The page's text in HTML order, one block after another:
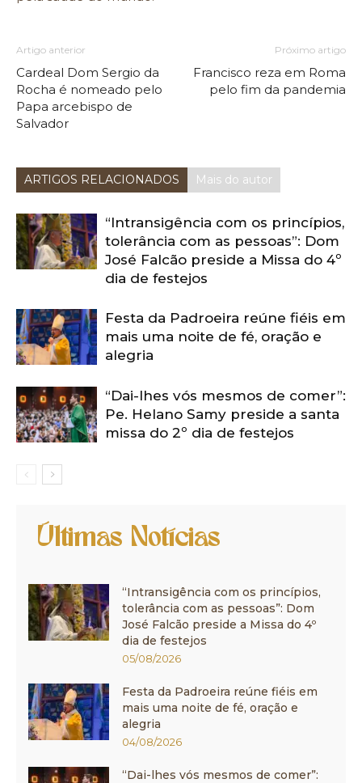
Artigo anterior
Cardeal Dom Sergio da
Rocha é nomeado pelo
Papa arcebispo de
Salvador
Próximo artigo
Francisco reza em Roma
pelo fim da pandemia
ARTIGOS RELACIONADOS Mais do autor
“Intransigência com os princípios,
tolerância com as pessoas”: Dom
José Falcão preside a Missa do 4º
dia de festejos
Festa da Padroeira reúne fiéis em
mais uma noite de fé, oração e
alegria
“Dai-lhes vós mesmos de comer”:
Pe. Helano Samy preside a santa
missa do 2º dia de festejos
Últimas Notícias
“Intransigência com os princípios,
tolerância com as pessoas”: Dom
José Falcão preside a Missa do 4º
dia de festejos
05/08/2026
Festa da Padroeira reúne fiéis em
mais uma noite de fé, oração e
alegria
04/08/2026
“Dai-lhes vós mesmos de comer”: